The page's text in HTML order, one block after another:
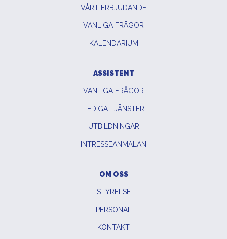
VÅRT ERBJUDANDE
VANLIGA FRÅGOR
KALENDARIUM
ASSISTENT
VANLIGA FRÅGOR
LEDIGA TJÄNSTER
UTBILDNINGAR
INTRESSEANMÄLAN
OM OSS
STYRELSE
PERSONAL
KONTAKT